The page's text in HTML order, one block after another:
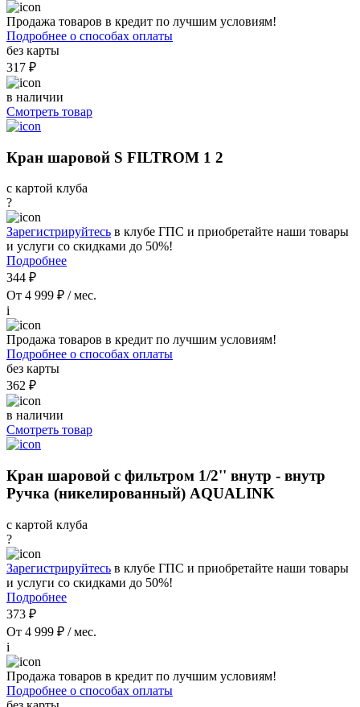
Продажа товаров в кредит по лучшим условиям!
Подробнее о способах оплаты
без карты
317 ₽
в наличии
Смотреть товар
Кран шаровой S FILTROM 1 2
с картой клуба
?
Зарегистрируйтесь в клубе ГПС и приобретайте наши товары
и услуги со скидками до 50%!
Подробнее
344 ₽
От 4 999 ₽ / мес.
i
Продажа товаров в кредит по лучшим условиям!
Подробнее о способах оплаты
без карты
362 ₽
в наличии
Смотреть товар
Кран шаровой с фильтром 1/2'' внутр - внутр
Ручка (никелированный) AQUALINK
с картой клуба
?
Зарегистрируйтесь в клубе ГПС и приобретайте наши товары
и услуги со скидками до 50%!
Подробнее
373 ₽
От 4 999 ₽ / мес.
i
Продажа товаров в кредит по лучшим условиям!
Подробнее о способах оплаты